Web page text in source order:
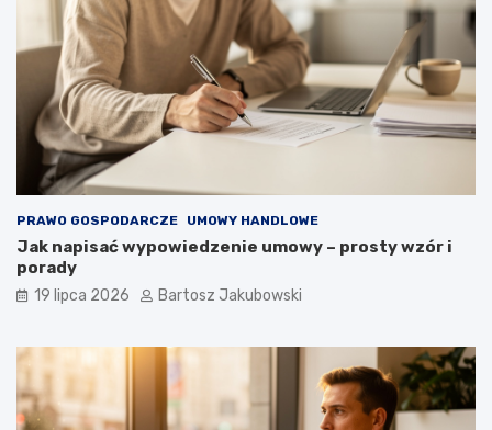
PRAWO GOSPODARCZE UMOWY HANDLOWE
Jak napisać wypowiedzenie umowy – prosty wzór i
porady
19 lipca 2026 Bartosz Jakubowski